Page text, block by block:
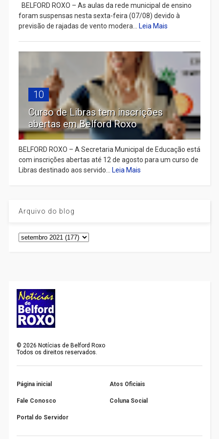
BELFORD ROXO – As aulas da rede municipal de ensino
foram suspensas nesta sexta-feira (07/08) devido à
previsão de rajadas de vento modera... Leia Mais
10
Curso de Libras tem inscrições
abertas em Belford Roxo
BELFORD ROXO – A Secretaria Municipal de Educação está
com inscrições abertas até 12 de agosto para um curso de
Libras destinado aos servido... Leia Mais
Arquivo do blog
©2026 Notícias de Belford Roxo
Todos os direitos reservados.
Página inicial Atos Oficiais
Fale Conosco Coluna Social
Portal do Servidor